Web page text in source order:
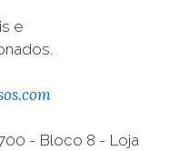
e
- Bloco 8 - Loja